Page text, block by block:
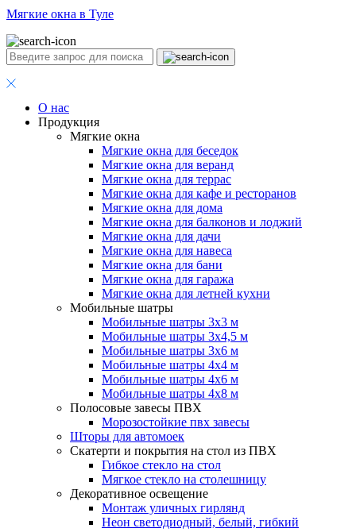
Мягкие окна в Туле
О нас
Продукция
Мягкие окна
Мягкие окна для беседок
Мягкие окна для веранд
Мягкие окна для террас
Мягкие окна для кафе и ресторанов
Мягкие окна для дома
Мягкие окна для балконов и лоджий
Мягкие окна для дачи
Мягкие окна для навеса
Мягкие окна для бани
Мягкие окна для гаража
Мягкие окна для летней кухни
Мобильные шатры
Мобильные шатры 3х3 м
Мобильные шатры 3х4,5 м
Мобильные шатры 3х6 м
Мобильные шатры 4х4 м
Мобильные шатры 4х6 м
Мобильные шатры 4х8 м
Полосовые завесы ПВХ
Морозостойкие пвх завесы
Шторы для автомоек
Скатерти и покрытия на стол из ПВХ
Гибкое стекло на стол
Мягкое стекло на столешницу
Декоративное освещение
Монтаж уличных гирлянд
Неон светодиодный, белый, гибкий